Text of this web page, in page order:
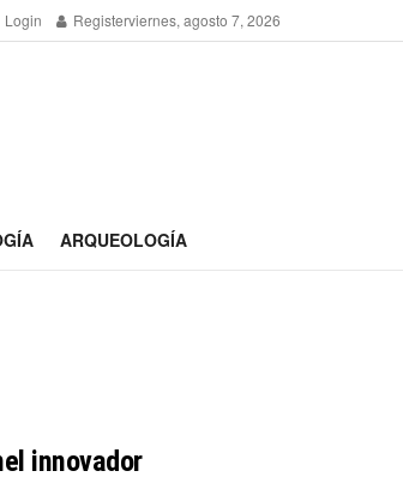
Login Registerviernes, agosto 7, 2026
ARQUEOLOGÍA
innovador